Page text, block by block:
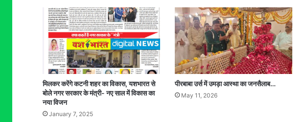
मिलकर करेंगे कटनी शहर का विकास, यशभारत से
बोले नगर सरकार के मंत्री- नए साल में विकास का
नया विजन
January 7, 2025
पीरबाबा उर्स में उमड़ा आस्था का जनसैलाब…
May 11, 2026